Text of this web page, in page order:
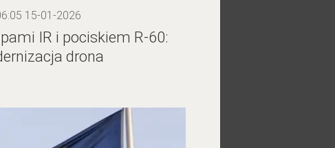
15-01-2026
IR i pociskiem R-60:
drona